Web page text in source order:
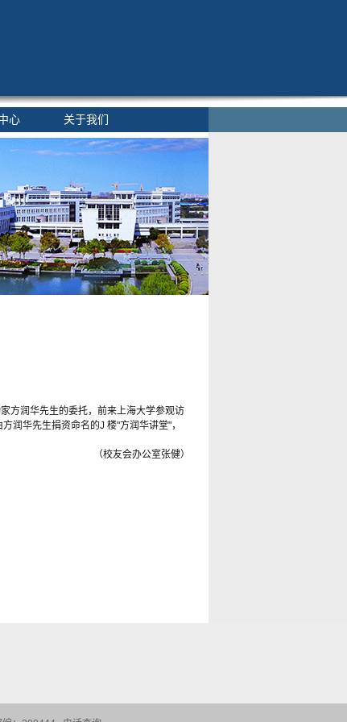
心 关于我们
方润华先生的委托，前来上海大学参观访
润华先生捐资命名的J 楼"方润华讲堂"，
（校友会办公室张健）